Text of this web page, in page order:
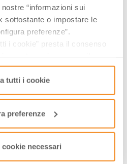
“informazioni sui
sottostante o impostare le
preferenze”.
i cookie” presta il consenso
solo i cookie necessari” e
tecnici necessari al corretto
tutti i cookie
preferenze
cookie necessari
A PARTIRE DA 25.00 €
GIORNI & ORARI